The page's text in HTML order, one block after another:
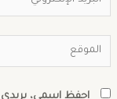
احفظ اسمي، بريدي